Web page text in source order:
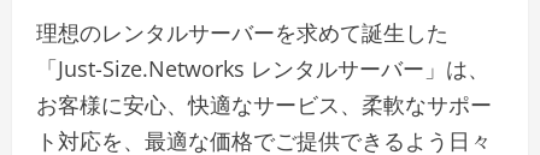
理想のレンタルサーバーを求めて誕生した
「Just-Size.Networks レンタルサーバー」は、
お客様に安心、快適なサービス、柔軟なサポー
ト対応を、最適な価格でご提供できるよう日々